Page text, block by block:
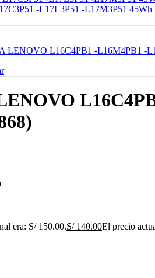
-L17L3P51 -L17M3P51
era: S/ 150.00.S/140.00El precio